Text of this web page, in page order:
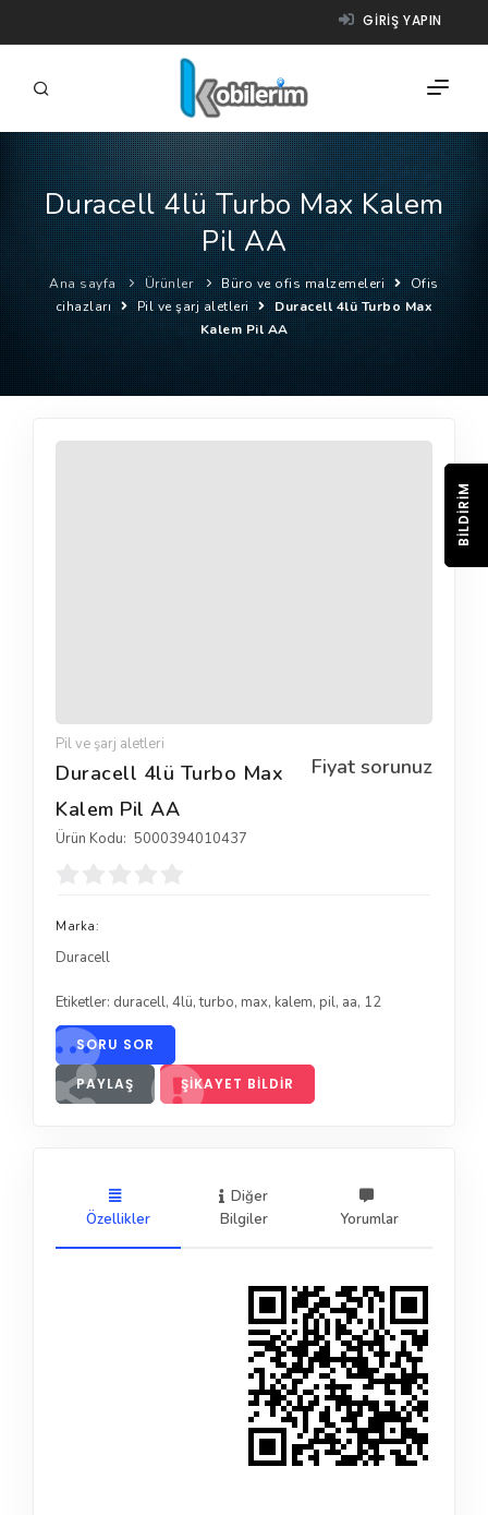
GIRIŞ YAPIN
FIRMALAR
ÜRÜNLER
NASIL ÇALIŞIR?
YARDIM
Duracell 4lü Turbo Max Kalem
Pil AA
Ana sayfa Ürünler Büro ve ofis malzemeleri
Ofis
cihazları
Pil ve şarj aletleri
Duracell 4lü Turbo Max
Kalem Pil AA
Pil ve şarj aletleri
Fiyat sorunuz
Duracell 4lü Turbo Max
Kalem Pil AA
Ürün Kodu: 5000394010437
Marka:
Duracell
Etiketler: duracell, 4lü,turbo, max, kalem, pil, aa, 12
SORU SOR
PAYLAŞ ŞIKAYET BILDIR
Özellikler
Diğer
Bilgiler
Yorumlar
BILDIRIM